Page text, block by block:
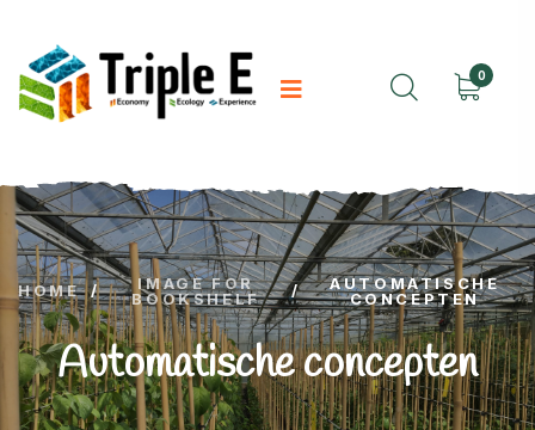
0
HOME /
IMAGE FOR
BOOKSHELF
/
AUTOMATISCHE
CONCEPTEN
Automatische concepten